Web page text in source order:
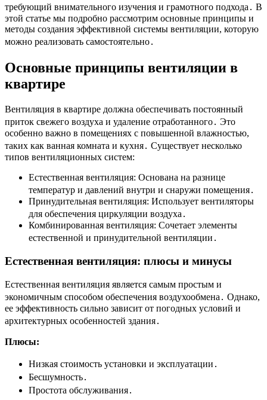
требующий внимательного изучения и грамотного подхода․ В
этой статье мы подробно рассмотрим основные принципы и
методы создания эффективной системы вентиляции, которую
можно реализовать самостоятельно․
Основные принципы вентиляции в
квартире
Вентиляция в квартире должна обеспечивать постоянный
приток свежего воздуха и удаление отработанного․ Это
особенно важно в помещениях с повышенной влажностью,
таких как ванная комната и кухня․ Существует несколько
типов вентиляционных систем:
Естественная вентиляция: Основана на разнице
температур и давлений внутри и снаружи помещения․
Принудительная вентиляция: Использует вентиляторы
для обеспечения циркуляции воздуха․
Комбинированная вентиляция: Сочетает элементы
естественной и принудительной вентиляции․
Естественная вентиляция: плюсы и минусы
Естественная вентиляция является самым простым и
экономичным способом обеспечения воздухообмена․ Однако,
ее эффективность сильно зависит от погодных условий и
архитектурных особенностей здания․
Плюсы:
Низкая стоимость установки и эксплуатации․
Бесшумность․
Простота обслуживания․